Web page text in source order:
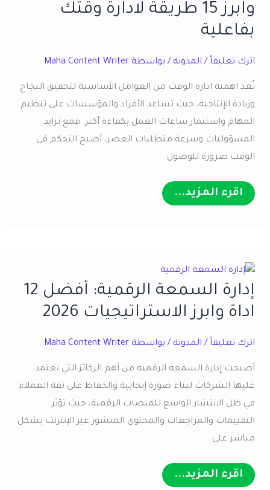
وابرز 15 طريقة لادارة وقتك
بفاعلية
اترك تعليقاً / المدونة / بواسطة Maha Content Writer
تُعد اهمية ادارة الوقت من العوامل الأساسية لتحقيق النجاح
وزيادة الإنتاجية، حيث تساعد الأفراد والمؤسسات على تنظيم
المهام واستثمار ساعات العمل بكفاءة أكبر. فمع تزايد
المسؤوليات وسرعة متطلبات العصر، أصبح التحكم في
الوقت ضرورة للوصول
دليلك
حول
15
طريقة
لادارة
وقتك
بفاعلية
اقرء المزيد...
إدارة السمعة الرقمية: أفضل 12
اداة وابرز الاستراتيجيات 2026
اترك تعليقاً / المدونة / بواسطة Maha Content Writer
أصبحت إدارة السمعة الرقمية من أهم الركائز التي تعتمد
عليها الشركات لبناء صورة إيجابية والحفاظ على ثقة العملاء
في ظل الانتشار الواسع للمنصات الرقمية، حيث تؤثر
التقييمات والمراجعات والمحتوى المنشور عبر الإنترنت بشكل
مباشر على
إدارة
السمعة
اقرء المزيد...